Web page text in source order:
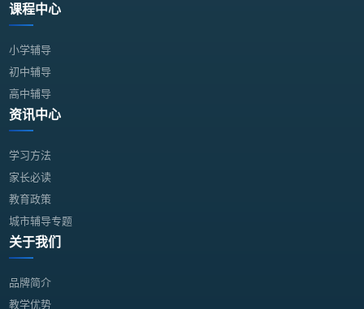
课程中心
小学辅导
初中辅导
高中辅导
资讯中心
学习方法
家长必读
教育政策
城市辅导专题
关于我们
品牌简介
教学优势